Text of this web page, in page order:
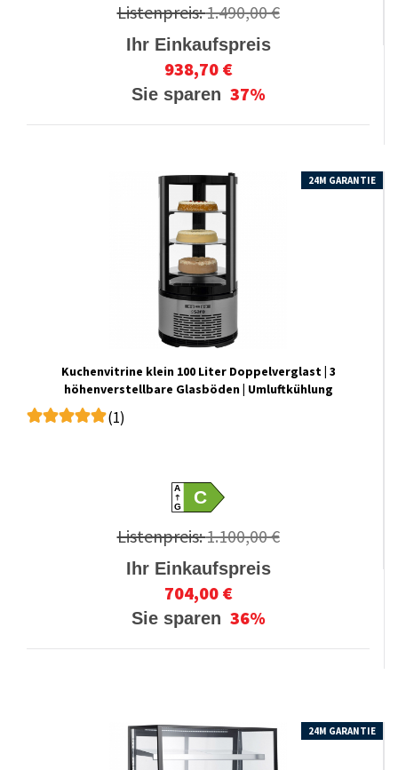
Listenpreis:1.490,00 €
Ihr Einkaufspreis
938,70 €
Sie sparen 37%
24M GARANTIE
Kuchenvitrine klein 100 Liter Doppelverglast | 3
höhenverstellbare Glasböden | Umluftkühlung
(1)
A
GC
Listenpreis:1.100,00 €
Ihr Einkaufspreis
704,00 €
Sie sparen 36%
24M GARANTIE